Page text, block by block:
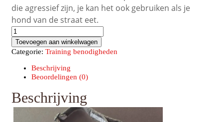
die agressief zijn, je kan het ook gebruiken als je
hond van de straat eet.
Muilkorf
flex
rubber
maat
aantal
Toevoegen aan winkelwagen
Categorie: Training benodigheden
Beschrijving
Beoordelingen (0)
Beschrijving